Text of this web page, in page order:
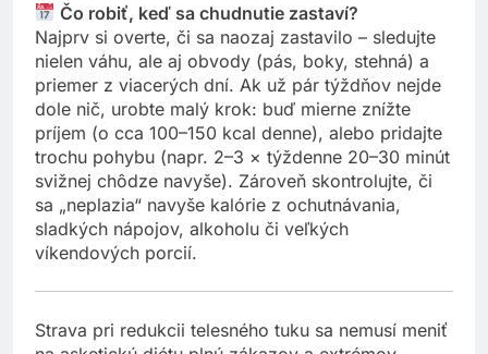
Čo robiť, keď sa chudnutie zastaví?
Najprv si overte, či sa naozaj zastavilo – sledujte
nielen váhu, ale aj obvody (pás, boky, stehná) a
priemer z viacerých dní. Ak už pár týždňov nejde
dole nič, urobte malý krok: buď mierne znížte
príjem (o cca 100–150 kcal denne), alebo pridajte
trochu pohybu (napr. 2–3 × týždenne 20–30 minút
svižnej chôdze navyše). Zároveň skontrolujte, či
sa „neplazia“ navyše kalórie z ochutnávania,
sladkých nápojov, alkoholu či veľkých
víkendových porcií.
Strava pri redukcii telesného tuku sa nemusí meniť